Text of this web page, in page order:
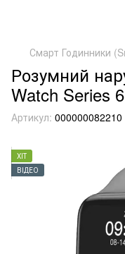
Смарт Годинники
Розумний
Watch Series
Артикул: 000000082210
ХІТ
ВІДЕО